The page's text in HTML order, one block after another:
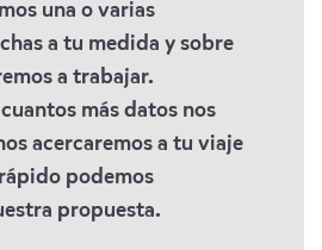
una o varias
a tu medida y sobre
a trabajar.
más datos nos
acercaremos a tu viaje
podemos
propuesta.